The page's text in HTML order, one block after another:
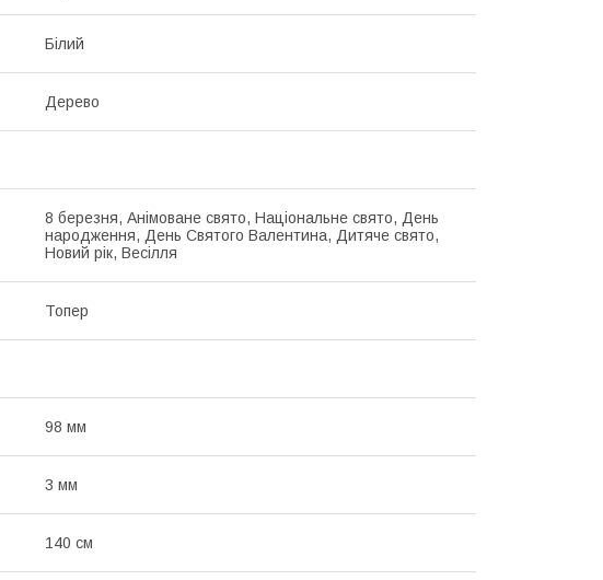
Білий
Дерево
8 березня, Анімоване свято, Національне свято, День
народження, День Святого Валентина, Дитяче свято,
Новий рік, Весілля
Топер
98 мм
3 мм
140 см